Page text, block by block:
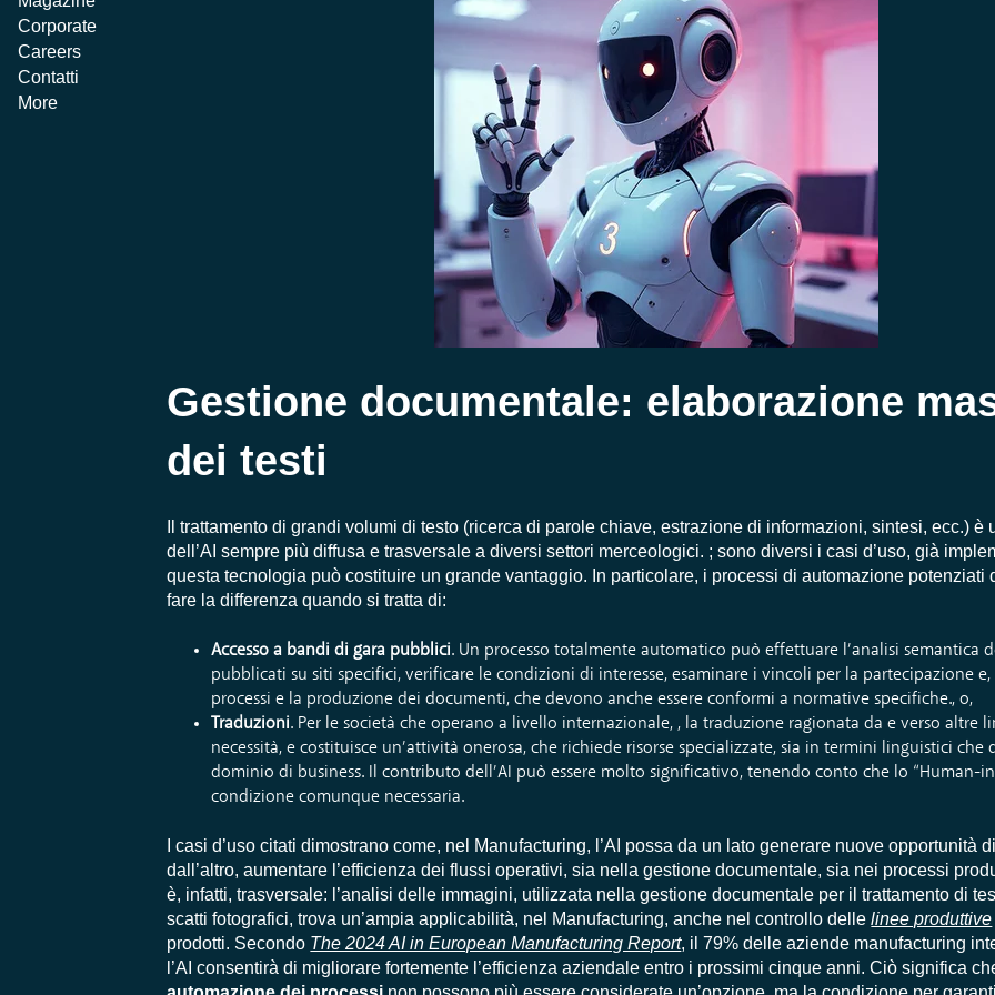
Corporate
Careers
Contatti
More
Gestione documentale: elaborazione
dei testi
Il trattamento di grandi volumi di testo (ricerca di parole chiave, estrazione di informazioni, sintesi, ecc.) è
dell’AI sempre più diffusa e trasversale a diversi settori merceologici. ; sono diversi i casi d’uso, già
questa tecnologia può costituire un grande vantaggio. In particolare, i processi di automazione potenziati
fare la differenza quando si tratta di:
Accesso a bandi di gara pubblici. Un processo totalmente automatico può effettuare l’analisi semantica
pubblicati su siti specifici, verificare le condizioni di interesse, esaminare i vincoli per la partecipazione
processi e la produzione dei documenti, che devono anche essere conformi a normative specifiche., o,
Traduzioni. Per le società che operano a livello internazionale, , la traduzione ragionata da e verso altre
necessità, e costituisce un’attività onerosa, che richiede risorse specializzate, sia in termini linguistici che
dominio di business. Il contributo dell’AI può essere molto significativo, tenendo conto che lo “Human-
condizione comunque necessaria.
I casi d’uso citati dimostrano come, nel Manufacturing, l’AI possa da un lato generare nuove opportunità
dall’altro, aumentare l’efficienza dei flussi operativi, sia nella gestione documentale, sia nei processi
è, infatti, trasversale: l’analisi delle immagini, utilizzata nella gestione documentale per il trattamento di
scatti fotografici, trova un’ampia applicabilità, nel Manufacturing, anche nel controllo dellelinee produttive
prodotti. Secondo The 2024 AI in European Manufacturing Report, il 79% delle aziende manufacturing
l’AI consentirà di migliorare fortemente l’efficienza aziendale entro i prossimi cinque anni. Ciò significa